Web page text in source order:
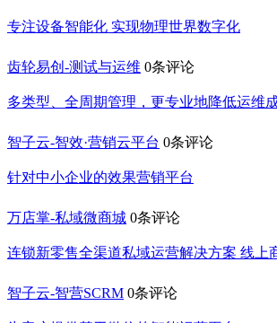
专注设备智能化 实现物理世界数字化
齿轮易创-测试与运维 0条评论
多类型、全周期管理，更专业地降低运维成
智子云-智效·营销云平台 0条评论
针对中小企业的效果营销平台
万店掌-私域微商城 0条评论
连锁新零售全渠道私域运营解决方案 线上
智子云-智营SCRM 0条评论